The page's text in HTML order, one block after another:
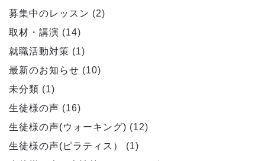
募集中のレッスン (2)
取材・講演 (14)
就職活動対策 (1)
最新のお知らせ (10)
未分類 (1)
生徒様の声 (16)
生徒様の声(ウォーキング) (12)
生徒様の声(ピラティス）
(1)